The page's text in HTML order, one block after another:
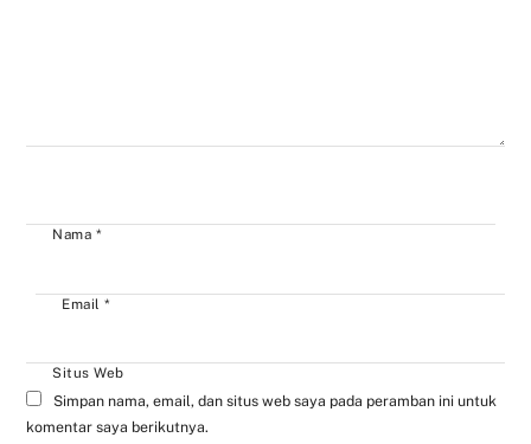
Nama *
Email*
Situs Web
Simpan nama, email, dan situs web saya pada peramban ini untuk
komentar saya berikutnya.